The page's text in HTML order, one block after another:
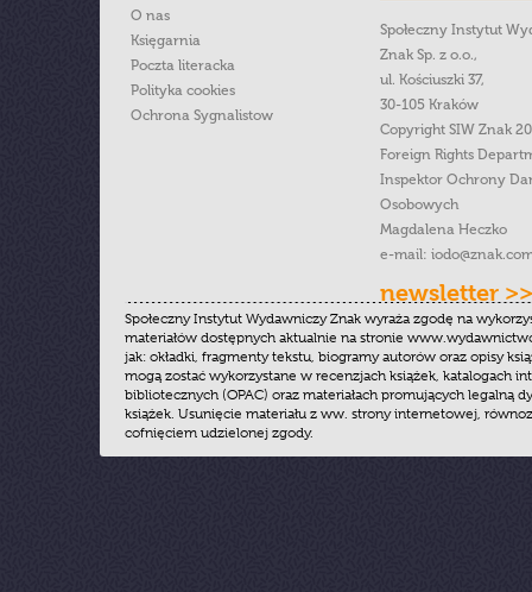
O nas
Księgarnia
Poczta literacka
Polityka cookies
Ochrona Sygnalistow
Społeczny Instytut
Znak Sp. z o.o.,
ul. Kościuszki 37,
30-105 Kraków
Copyright SIW Znak
Foreign Rights
Inspektor Ochrony
Osobowych
Magdalena Heczko
e-mail:
newsletter >>
Społeczny Instytut Wydawniczy Znak wyraża zgodę na
materiałów dostępnych aktualnie na stronie
jak: okładki, fragmenty tekstu, biogramy autorów oraz opisy
mogą zostać wykorzystane w recenzjach książek, katalogach
bibliotecznych (OPAC) oraz materiałach promujących legalną
książek. Usunięcie materiału z ww. strony internetowej,
cofnięciem udzielonej zgody.